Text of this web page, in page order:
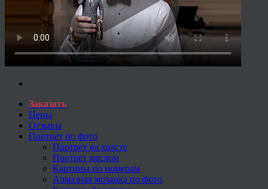
Заказать
Цены
Отзывы
Портрет по фото
Портрет на холсте
Портрет маслом
Картины по номерам
Алмазная мозаика по фото